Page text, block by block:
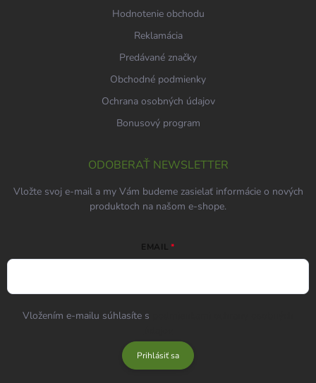
Hodnotenie obchodu
Reklamácia
Predávané značky
Obchodné podmienky
Ochrana osobných údajov
Bonusový program
ODOBERAŤ NEWSLETTER
Vložte svoj e-mail a my Vám budeme zasielať informácie o nových
produktoch na našom e-shope.
EMAIL
Vložením e-mailu súhlasíte s
Prihlásiť sa